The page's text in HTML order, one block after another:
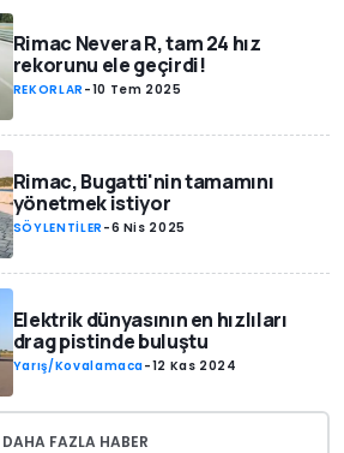
Rimac Nevera R, tam 24 hız
rekorunu ele geçirdi!
REKORLAR -10 Tem 2025
Rimac, Bugatti'nin tamamını
yönetmek istiyor
SÖYLENTİLER -6 Nis 2025
Elektrik dünyasının en hızlıları
drag pistinde buluştu
Yarış/Kovalamaca-12 Kas 2024
DAHA FAZLA HABER